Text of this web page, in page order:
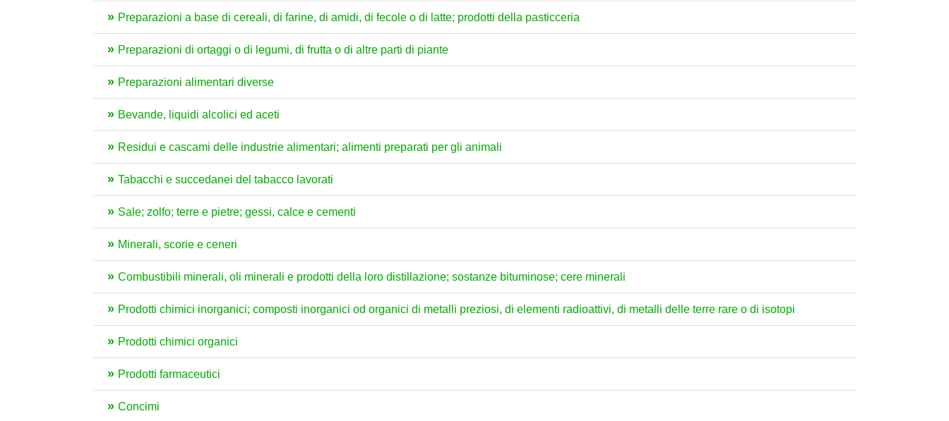
Preparazioni a base di cereali, di farine, di amidi, di fecole o di latte; prodotti della pasticceria
Preparazioni di ortaggi o di legumi, di frutta o di altre parti di piante
Preparazioni alimentari diverse
Bevande, liquidi alcolici ed aceti
Residui e cascami delle industrie alimentari; alimenti preparati per gli animali
Tabacchi e succedanei del tabacco lavorati
Sale; zolfo; terre e pietre; gessi, calce e cementi
Minerali, scorie e ceneri
Combustibili minerali, oli minerali e prodotti della loro distillazione; sostanze bituminose; cere minerali
Prodotti chimici inorganici; composti inorganici od organici di metalli preziosi, di elementi radioattivi, di metalli delle terre rare o di isotopi
Prodotti chimici organici
Prodotti farmaceutici
Concimi